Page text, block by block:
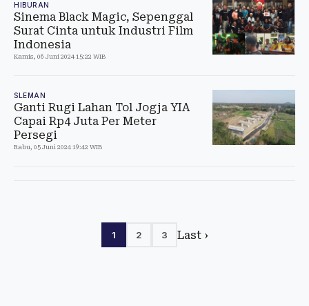
HIBURAN
Sinema Black Magic, Sepenggal
Surat Cinta untuk Industri Film
Indonesia
Kamis, 06 Juni 2024 15:22 WIB
SLEMAN
Ganti Rugi Lahan Tol Jogja YIA
Capai Rp4 Juta Per Meter
Persegi
Rabu, 05 Juni 2024 19:42 WIB
1 2 3 Last ›